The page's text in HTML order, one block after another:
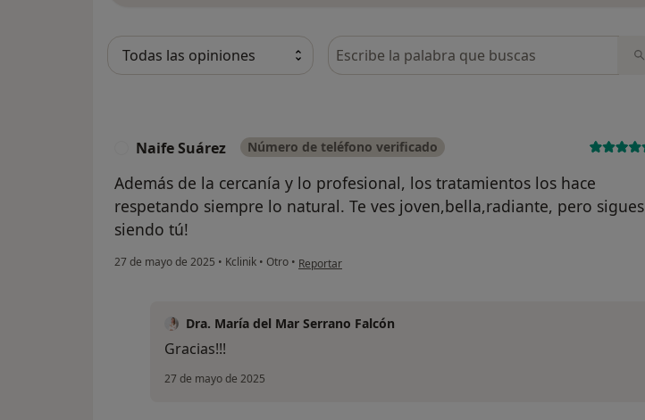
Busca en opiniones
Naife Suárez Número de teléfono verificado
Además de la cercanía y lo profesional, los tratamientos los hace
respetando siempre lo natural. Te ves joven,bella,radiante, pero sigues
siendo tú!
27 de mayo de 2025 • Kclinik • Otro • en opinión del usuario Naife Suárez
Reportar
Dra. María del Mar Serrano Falcón
Gracias!!!
27 de mayo de 2025